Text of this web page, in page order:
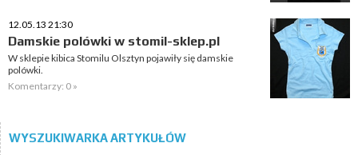
12.05.13 21:30
Damskie polówki w stomil-sklep.pl
W sklepie kibica Stomilu Olsztyn pojawiły się damskie
polówki.
Komentarzy: 0 »
WYSZUKIWARKA ARTYKUŁÓW